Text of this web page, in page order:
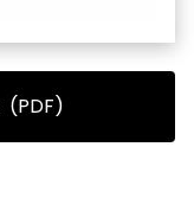
(PDF)